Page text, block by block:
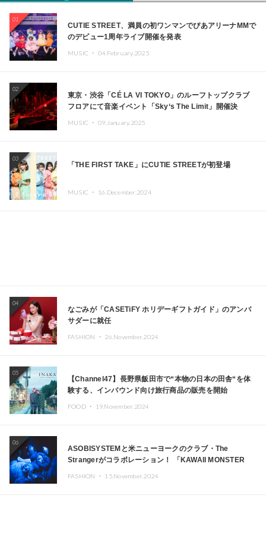
01
CUTIE STREET、満員の初ワンマンでぴあアリーナMMで
のデビュー1周年ライブ開催を発表
MUSIC ・ 04.February.2025
02
東京・渋谷「CÉ LA VI TOKYO」のルーフトップクラブ
フロアにて音楽イベント「Sky‘s The Limit」開催決
Kza（FORCE OF NATURE）ら日本を代表するDJ・クリ
MUSIC ・ 09.January.2025
03
「THE FIRST TAKE」にCUTIE STREETが初登場
MUSIC ・ 16.December.2024
04
なごみが「CASETiFY ホリデーギフトガイド」のアンバ
サダーに就任
FASHION ・ 26.November.2024
05
【Channel47】長野県飯田市で“本物の日本の田舎“を体
験する、インバウンド向け旅行商品の販売を開始
FOOD ・ 19.November.2024
06
ASOBISYSTEMと米ニューヨークのクラブ・The
Strangerがコラボレーション！ 「KAWAII MONSTER
FASHION ・ 15.November.2024